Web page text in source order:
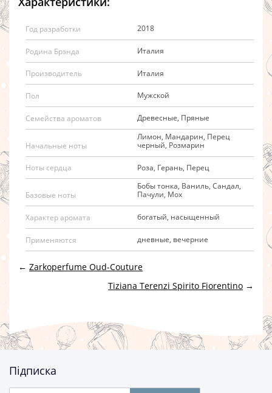
Год разработки 2018
Родина Брэнда Италия
Производитель Италия
Пол Мужской
Семейства ароматов Древесные, Пряные
Начальные ноты
Лимон, Мандарин, Перец
черный, Розмарин
Ноты сердца Роза, Герань, Перец
Базовые ноты
Бобы тонка, Ваниль, Сандал,
Пачули, Мох
Характер аромата богатый, насыщенный
Применяются дневные, вечерние
← Zarkoperfume Oud-Couture
Tiziana Terenzi Spirito Fiorentino →
Підписка